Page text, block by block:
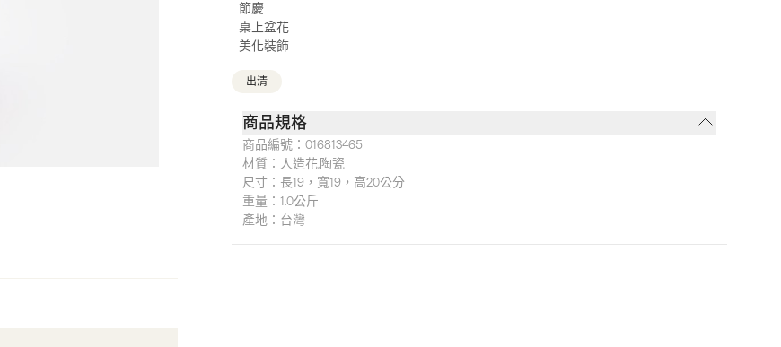
節慶
桌上盆花
美化裝飾
出清
商品規格
商品編號： 016813465
材質： 人造花,陶瓷
尺寸： 長19，寬19，高20公分
重量： 1.0公斤
產地： 台灣